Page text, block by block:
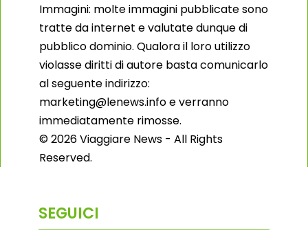
Immagini: molte immagini pubblicate sono
tratte da internet e valutate dunque di
pubblico dominio. Qualora il loro utilizzo
violasse diritti di autore basta comunicarlo
al seguente indirizzo:
marketing@lenews.info e verranno
immediatamente rimosse.
© 2026 Viaggiare News - All Rights
Reserved.
SEGUICI